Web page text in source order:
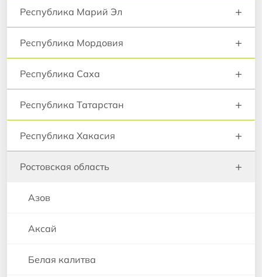
Республика Марий Эл +
Республика Мордовия +
Республика Саха +
Республика Татарстан +
Республика Хакасия +
Ростовская область +
Азов
Аксай
Белая калитва